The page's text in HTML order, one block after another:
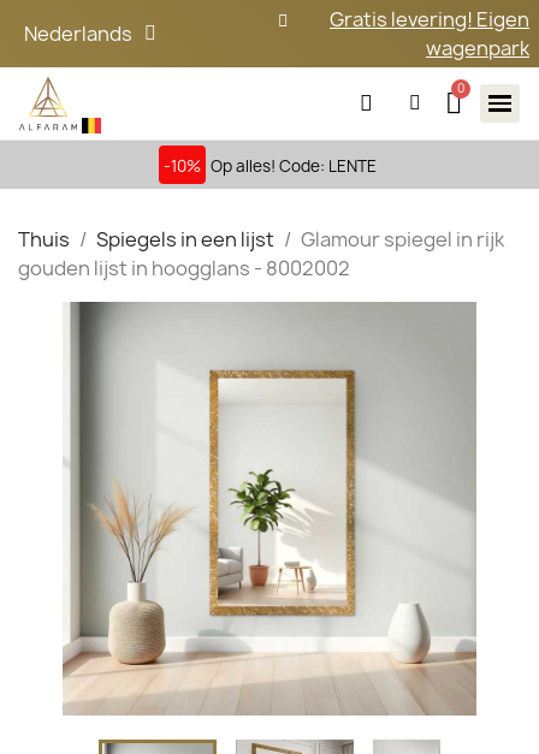
Nederlands
Gratis levering! Eigen
wagenpark
-10% Op alles! Code: LENTE
Thuis Spiegels in een lijst
Glamour spiegel in rijk
gouden lijst in hoogglans - 8002002